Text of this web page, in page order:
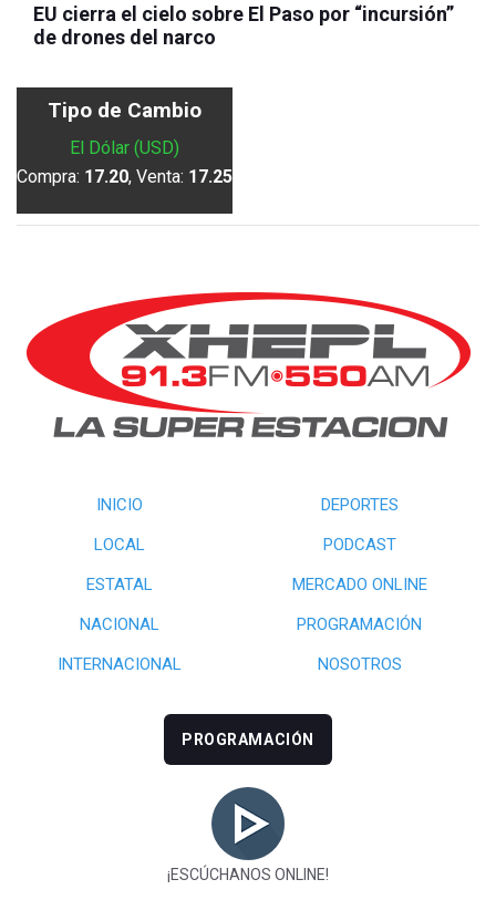
EU cierra el cielo sobre El Paso por “incursión”
de drones del narco
Tipo de Cambio
El Dólar (USD)
Compra: 17.20, Venta: 17.25
INICIO
DEPORTES
LOCAL
PODCAST
ESTATAL
MERCADO ONLINE
NACIONAL
PROGRAMACIÓN
INTERNACIONAL
NOSOTROS
PROGRAMACIÓN
¡ESCÚCHANOS ONLINE!